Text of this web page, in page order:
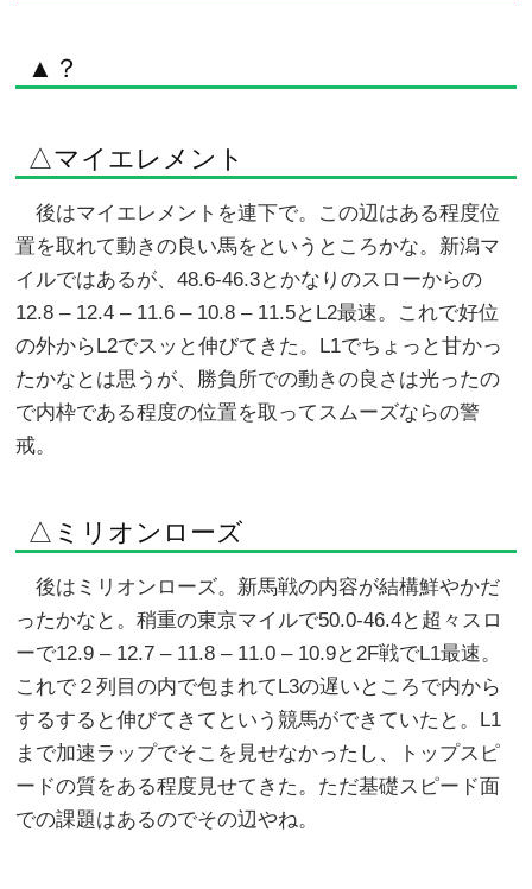
▲？
△マイエレメント
後はマイエレメントを連下で。この辺はある程度位
置を取れて動きの良い馬をというところかな。新潟マ
イルではあるが、48.6-46.3とかなりのスローからの
12.8 – 12.4 – 11.6 – 10.8 – 11.5とL2最速。これで好位
の外からL2でスッと伸びてきた。L1でちょっと甘かっ
たかなとは思うが、勝負所での動きの良さは光ったの
で内枠である程度の位置を取ってスムーズならの警
戒。
△ミリオンローズ
後はミリオンローズ。新馬戦の内容が結構鮮やかだ
ったかなと。稍重の東京マイルで50.0-46.4と超々スロ
ーで12.9 – 12.7 – 11.8 – 11.0 – 10.9と2F戦でL1最速。
これで２列目の内で包まれてL3の遅いところで内から
するすると伸びてきてという競馬ができていたと。L1
まで加速ラップでそこを見せなかったし、トップスピ
ードの質をある程度見せてきた。ただ基礎スピード面
での課題はあるのでその辺やね。